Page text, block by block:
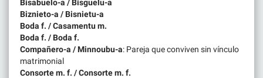
Bisabuelo-a / Bisguelu-a
Biznieto-a / Bisnietu-a
Boda f. / Casamentu m.
Boda f. / Boda f.
Compañero-a / Minnoubu-a: Pareja que conviven sin vínculo
matrimonial
Consorte m. f. / Consorte m. f.